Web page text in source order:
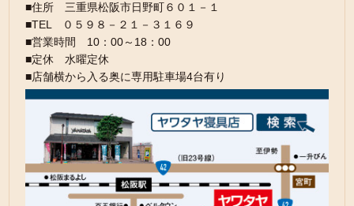
■住所 三重県松阪市日野町６０１－１
■TEL ０５９８－２１－３１６９
■営業時間 10：00～18：00
■定休 水曜定休
■店舗横から入る奥に専用駐車場4台有り